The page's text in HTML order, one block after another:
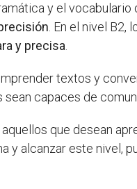
y el
. En el nivel
y precisa
textos y
capaces de
que desean
y alcanzar este nivel,